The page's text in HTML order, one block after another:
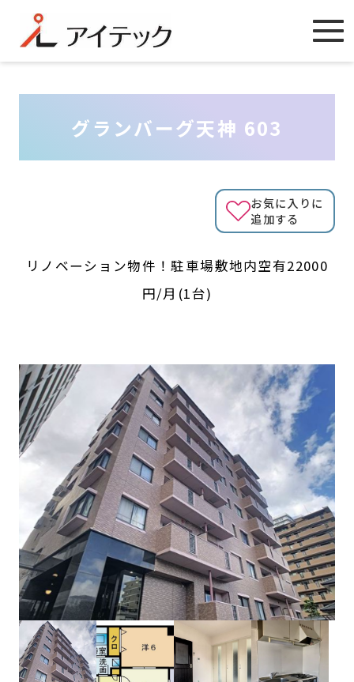
グランバーグ天神 603
お気に入りに
追加する
リノベーション物件！駐車場敷地内空有22000
円/月(1台)